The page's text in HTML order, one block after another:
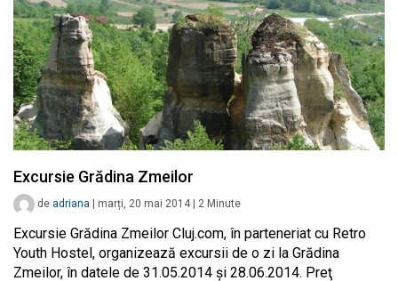
Excursie Grădina Zmeilor
de adriana marți, 20 mai 2014 2 Minute
Excursie Grădina Zmeilor Cluj.com, în parteneriat cu Retro
Youth Hostel, organizează excursii de o zi la Grădina
Zmeilor, în datele de 31.05.2014 şi 28.06.2014. Preţ